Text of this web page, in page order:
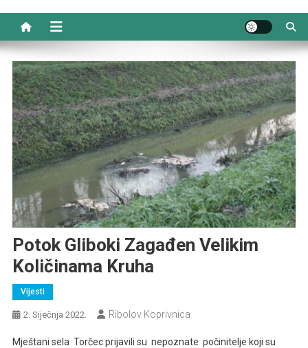
Potok Gliboki Zagađen Velikim
Količinama Kruha
Vijesti
2. Siječnja 2022. Ribolov Koprivnica
Mještani sela Torčec prijavili su nepoznate počinitelje koji su